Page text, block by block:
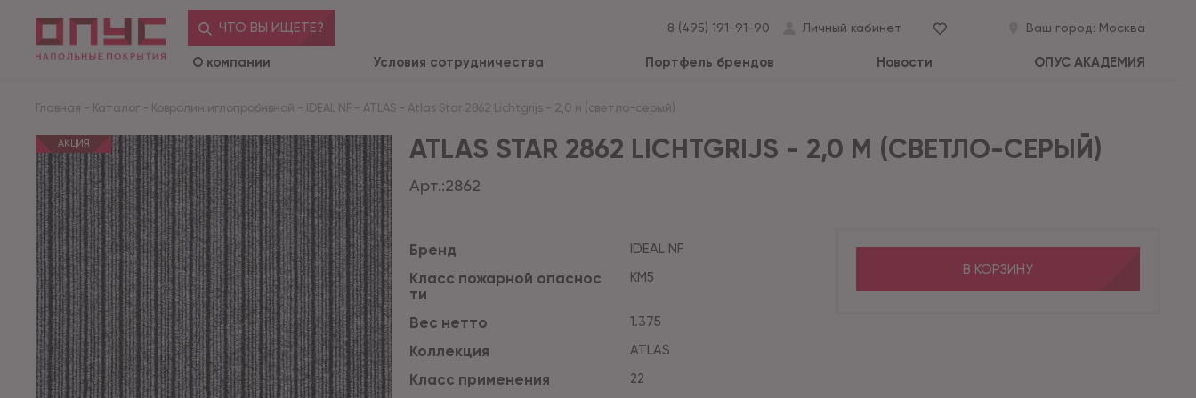
ЧТО ВЫ ИЩЕТЕ? 8 (495) 191-91-90 Личный кабинет Ваш город: Москва
О компании Условия сотрудничества Портфель брендов Новости ОПУС АКАДЕМИЯ
Главная - Каталог - Ковролин иглопробивной - IDEAL NF - ATLAS - Atlas Star 2862 Lichtgrijs - 2,0 м (светло-серый)
АКЦИЯ ATLAS STAR 2862 LICHTGRIJS - 2,0 М (СВЕТЛО-СЕРЫЙ)
Арт.:2862
Бренд IDEAL NF
Класс пожарной опаснос
ти
КМ5
Вес нетто 1.375
Коллекция ATLAS
Класс применения 22
В КОРЗИНУ